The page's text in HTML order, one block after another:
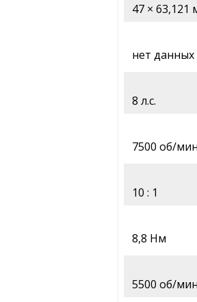
47 × 63,121
нет данных
8 л.с.
7500 об/мин
10 : 1
8,8 Нм
5500 об/мин